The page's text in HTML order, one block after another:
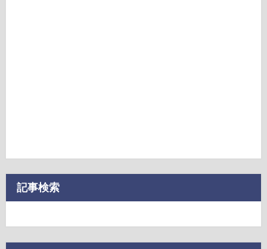
記事検索